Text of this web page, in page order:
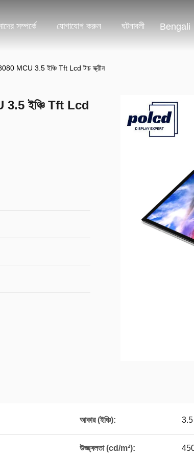
সম্পর্কে যোগাযোগ করুন ঘটনাবলী Bengali
MCU 3.5 ইঞ্চি Tft Lcd টাচ স্ক্রীন
3.5 ইঞ্চি Tft Lcd
আকার (ইঞ্চি): 3.5
উজ্জ্বলতা (cd/m²):